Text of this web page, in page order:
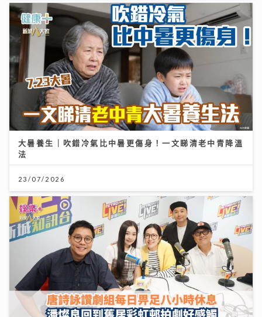
大暑養生｜吹錯冷氣比中暑更傷身！一文睇清老中青降溫
法
23/07/2026